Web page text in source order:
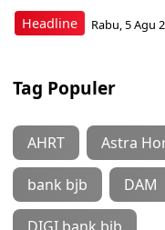
Headline Rabu, 5 Agu
Tag Populer
AHRT Astra
bank bjb DAM